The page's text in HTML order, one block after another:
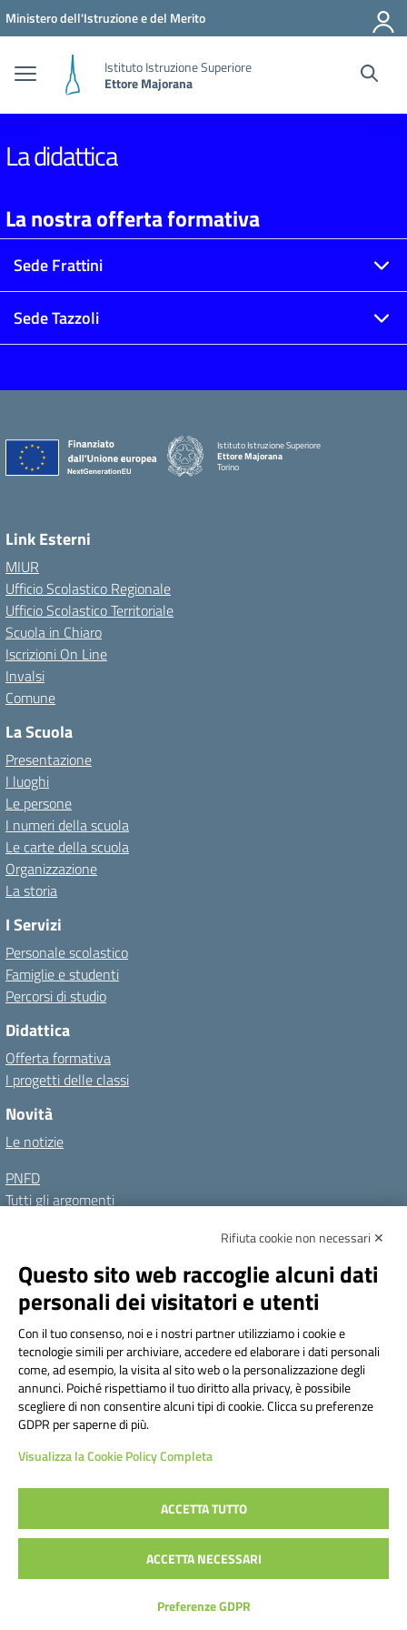
Vai ai contenuti
Vai al menu di navigazione
Vai al footer
Ministero dell'Istruzione e del Merito
Istituto Istruzione Superiore
Ettore Majorana
La didattica
La nostra offerta formativa
Sede Frattini
Sede Tazzoli
Istituto Istruzione Superiore
Ettore Majorana
Torino
Link Esterni
MIUR
Ufficio Scolastico Regionale
Ufficio Scolastico Territoriale
Scuola in Chiaro
Iscrizioni On Line
Invalsi
Comune
La Scuola
Presentazione
I luoghi
Le persone
I numeri della scuola
Le carte della scuola
Organizzazione
La storia
I Servizi
Personale scolastico
Famiglie e studenti
Percorsi di studio
Didattica
Offerta formativa
I progetti delle classi
Novità
Le notizie
PNFD
Tutti gli argomenti
Albo online
Dichiarazione di accessibilitàNote legali
Seguici su:
Indirizzo: Via Frattini 11, Torino
Centralino: 011 3099128 Email:tois003003@istruzione.it
Posta elettronica certificata (PEC):tois003003@pec.istruzione.it
Codice fiscale: 80090800014
Codice meccanografico:TOIS003003
Concept & Design by Designers Italia
Rifiuta cookie non necessari ✕
Questo sito web raccoglie alcuni dati
personali dei visitatori e utenti
Con il tuo consenso, noi e i nostri partner utilizziamo i cookie e
tecnologie simili per archiviare, accedere ed elaborare i dati personali
come, ad esempio, la visita al sito web o la personalizzazione degli
annunci. Poiché rispettiamo il tuo diritto alla privacy, è possibile
scegliere di non consentire alcuni tipi di cookie. Clicca su preferenze
GDPR per saperne di più.
Visualizza la Cookie Policy Completa
ACCETTA TUTTO
ACCETTA NECESSARI
Preferenze GDPR